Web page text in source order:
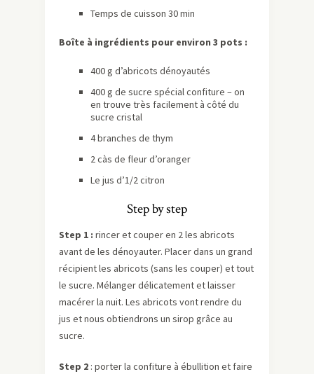
Temps de cuisson 30 min
Boîte à ingrédients pour environ 3 pots :
400 g d’abricots dénoyautés
400 g de sucre spécial confiture – on
en trouve très facilement à côté du
sucre cristal
4 branches de thym
2 càs de fleur d’oranger
Le jus d’1/2 citron
Step by step
Step 1 : rincer et couper en 2 les abricots
avant de les dénoyauter. Placer dans un grand
récipient les abricots (sans les couper) et tout
le sucre. Mélanger délicatement et laisser
macérer la nuit. Les abricots vont rendre du
jus et nous obtiendrons un sirop grâce au
sucre.
Step 2 : porter la confiture à ébullition et faire